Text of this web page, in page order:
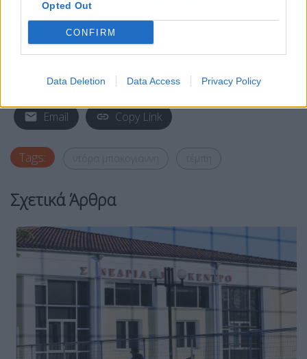
Opted Out
CONFIRM
Data Deletion Data Access Privacy Policy
Facebook Share on X Bluesky
Email Copy Link
Tags:
Σχετικά Άρθρα